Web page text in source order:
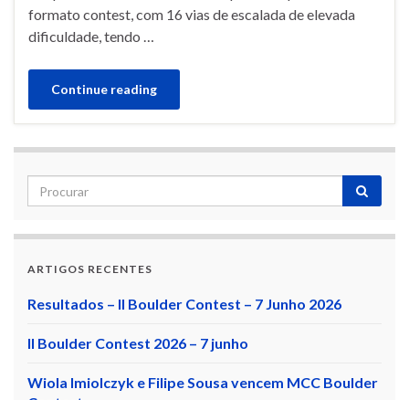
formato contest, com 16 vias de escalada de elevada
dificuldade, tendo …
Continue reading
ARTIGOS RECENTES
Resultados – II Boulder Contest – 7 Junho 2026
II Boulder Contest 2026 – 7 junho
Wiola Imiolczyk e Filipe Sousa vencem MCC Boulder